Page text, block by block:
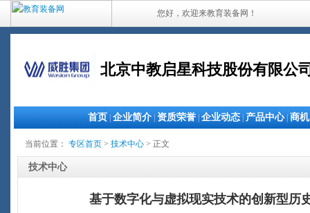
您好，欢迎来教育装备网！
北京中教启星科技股份有限公
首页 企业简介 资质荣誉 企业动态 产品中心| 商机
当前位置： 专区首页 > 技术中心 > 正文
技术中心
基于数字化与虚拟现实技术的创新型历